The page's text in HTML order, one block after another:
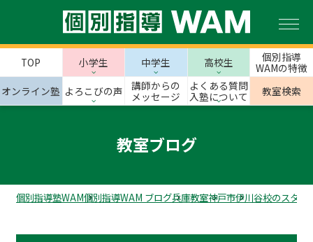
TOP 小学生 中学生 高校生
個別指導
WAMの特徴
オンライン塾 よろこびの声
講師からの
メッセージ
よくある質問
入塾について
教室検索
教室ブログ
個別指導塾WAM個別指導WAM ブログ兵庫教室神戸市伊川谷校のスタッ